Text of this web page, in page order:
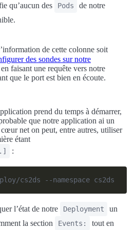
qu’aucun des Pods de notre
de cette colonne soit
des sondes sur notre
faisant une requête vers notre
que le port est bien en écoute.
prend du temps à démarrer,
que notre application ai un
net on peut, entre autres, utiliser
étant
:
l’état de notre Deployment
un
la section
Events:
tout en